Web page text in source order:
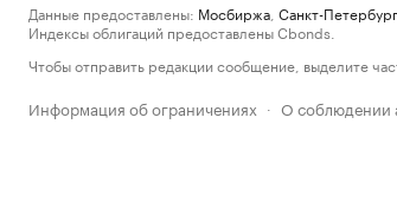
Данные предоставлены: Мосбиржа Санкт-
Индексы облигаций предоставлены Cbonds.
Чтобы отправить редакции сообщение, выделите
Информация об ограничениях · О соблюдении